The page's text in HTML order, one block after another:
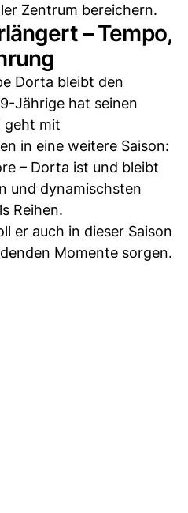
Zentrum bereichern.
– Tempo,
Dorta bleibt den
Jährige hat seinen
geht mit
in eine weitere Saison:
– Dorta ist und bleibt
und dynamischsten
Reihen.
er auch in dieser Saison
Momente sorgen.